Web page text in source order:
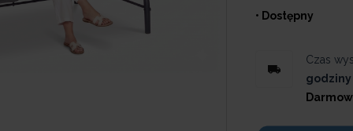
• Dostępny
Czas
godziny